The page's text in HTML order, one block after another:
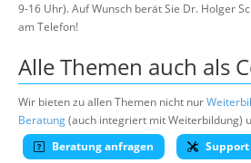
9-16 Uhr). Auf Wunsch berät Sie Dr. Holger
am Telefon!
Alle Themen auch als
Wir bieten zu allen Themen nicht nur
Beratung(auch integriert mit Weiterbildung)
Beratung anfragen